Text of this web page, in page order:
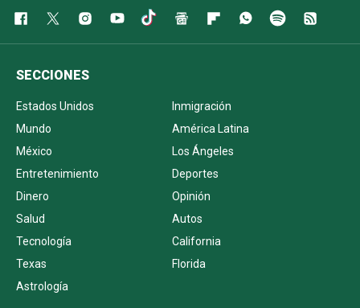
SECCIONES
Estados Unidos
Inmigración
Mundo
América Latina
México
Los Ángeles
Entretenimiento
Deportes
Dinero
Opinión
Salud
Autos
Tecnología
California
Texas
Florida
Astrología